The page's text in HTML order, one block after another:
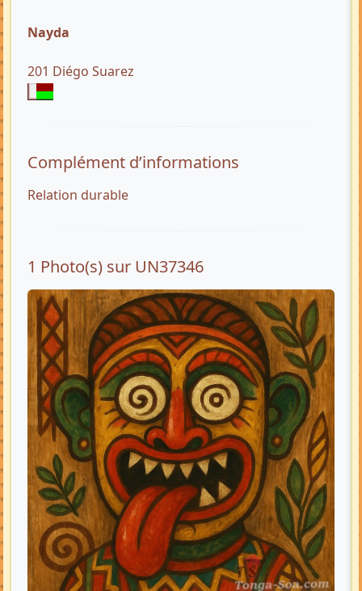
Nayda
201 Diégo Suarez
Complément d’informations
Relation durable
1 Photo(s) sur UN37346